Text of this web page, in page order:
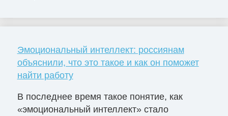
Эмоциональный интеллект: россиянам
объяснили, что это такое и как он поможет
найти работу
В последнее время такое понятие, как
«эмоциональный интеллект» стало